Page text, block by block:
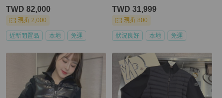
TWD 82,000
現折 2,000
近新閒置品 本地 免運
TWD 31,999
現折 800
狀況良好 本地 免運